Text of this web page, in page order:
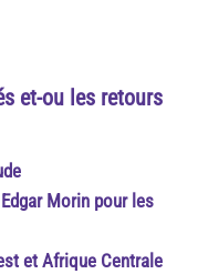
et-ou les retours
Morin pour les
et Afrique Centrale